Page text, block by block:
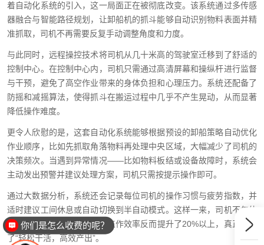
着自动化系统的引入，这一局面正在被彻底改变。该系统通过多传感
器融合与智能路径规划，让卸船机的抓斗能够自动识别物料表面并精
准抓取，司机不再需要反复手动调整角度和力度。
与此同时，远程操控技术将司机从几十米高的驾驶室迁移到了舒适的
控制中心。在控制中心内，司机只需通过高清屏幕和操纵杆进行监督
与干预，避免了高空作业带来的身体负担和心理压力。系统还配备了
防摇和减摇算法，使得抓斗在搬运过程中几乎不产生晃动，从而显著
降低操作难度。
更令人欣慰的是，这套自动化系统能够根据预设的卸船策略自动优化
作业顺序，比如先抓取角落物料再处理中央区域，大幅减少了司机的
决策频次。当遇到异常情况——比如物料板结或设备故障时，系统会
主动发出预警并建议处理方案，司机只需按提示操作即可。
通过大数据分析，系统还会记录每位司机的操作习惯与疲劳指数，并
适时建议工间休息或自动切换到半自动模式。这样一来，司机不仅体
力消耗大幅下降，每班次的工作效率反而提升了20%以上，真正实现
了“轻松干活，高效产出”。
你们是怎么收费的呢？